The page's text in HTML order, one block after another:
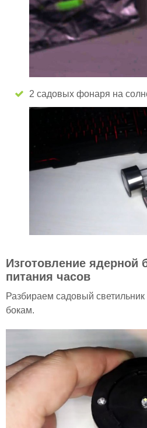
2 садовых фонаря на
Изготовление ядерной
питания часов
Разбираем садовый
бокам.